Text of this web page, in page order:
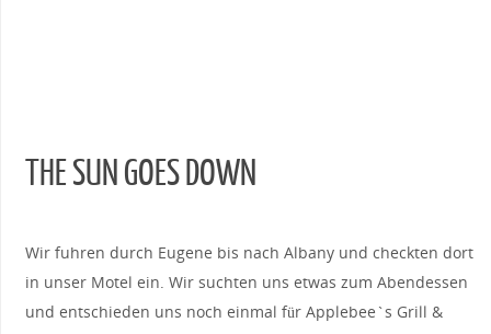
THE SUN GOES DOWN
Wir fuhren durch Eugene bis nach Albany und checkten dort
in unser Motel ein. Wir suchten uns etwas zum Abendessen
und entschieden uns noch einmal für Applebee`s Grill &